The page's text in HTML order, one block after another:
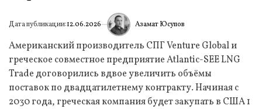
Дата публикации:12.06.2026 ИА Азамат Юсупов
Американский производитель СПГ Venture Global и
греческое совместное предприятие Atlantic-SEE LNG
Trade договорились вдвое увеличить объёмы
поставок по двадцатилетнему контракту. Начиная с
2030 года, греческая компания будет закупать в США 1